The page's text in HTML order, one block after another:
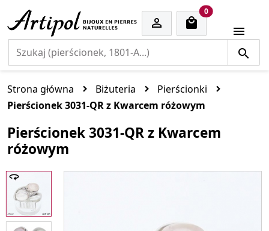

0cart items

Strona główna Biżuteria
Pierścionki
Pierścionek 3031-QR z Kwarcem różowym
Pierścionek 3031-QR z Kwarcem
różowym